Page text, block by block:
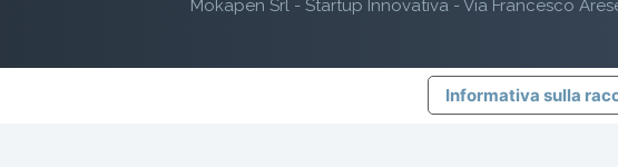
Mokapen Srl - Startup Innovativa - Via Francesco
Informativa sulla